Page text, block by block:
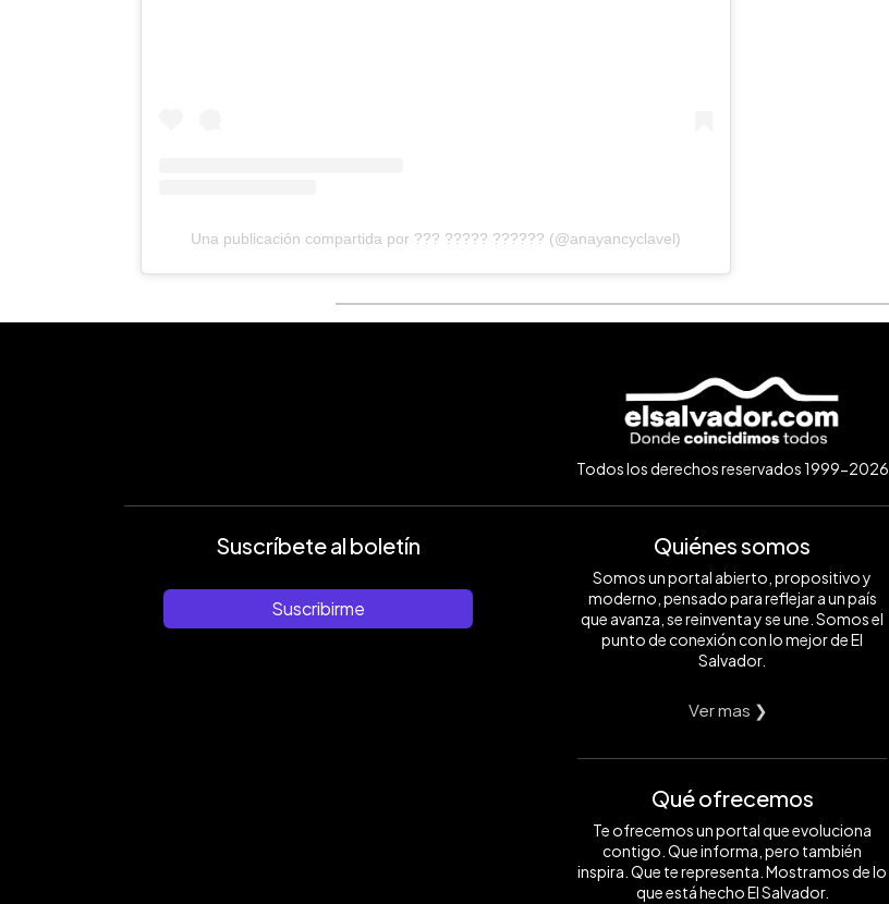
Una publicación compartida por ??? ????? ?????? (@anayancyclavel)
Todos los derechos reservados 1999-2026
Suscríbete al boletín
Suscribirme
Quiénes somos
Somos un portal abierto, propositivo y
moderno, pensado para reflejar a un país
que avanza, se reinventa y se une. Somos el
punto de conexión con lo mejor de El
Salvador.
Ver mas ❯
Qué ofrecemos
Te ofrecemos un portal que evoluciona
contigo. Que informa, pero también
inspira. Que te representa. Mostramos de lo
que está hecho El Salvador.